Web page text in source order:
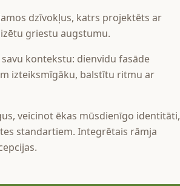
dzīvokļus, katrs projektēts ar
griestu augstumu.
kontekstu: dienvidu fasāde
izteiksmīgāku, balstītu ritmu ar
veicinot ēkas mūsdienīgo identitāti,
standartiem. Integrētais rāmja